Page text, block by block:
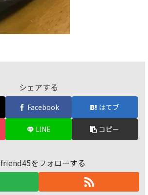
シェアする
Facebook はてブ
LINE コピー
をフォローする